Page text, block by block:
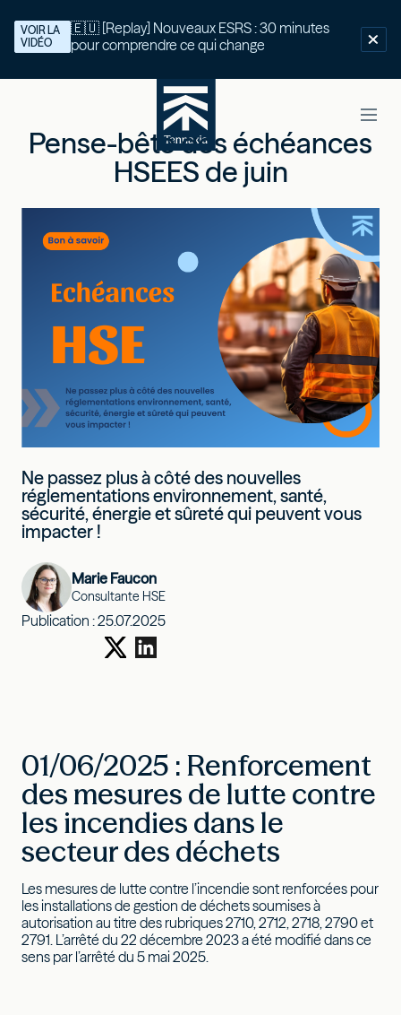
🇪🇺 [Replay] Nouveaux ESRS : 30 minutes
pour comprendre ce qui change
VOIR LA
VIDÉO
Pense-bête des échéances
HSEES de juin
Ne passez plus à côté des nouvelles
réglementations environnement, santé,
sécurité, énergie et sûreté qui peuvent vous
impacter !
Marie Faucon
Consultante HSE
Publication :25.07.2025
01/06/2025 : Renforcement
des mesures de lutte contre
les incendies dans le
secteur des déchets
Les mesures de lutte contre l’incendie sont renforcées pour
les installations de gestion de déchets soumises à
autorisation au titre des rubriques 2710, 2712, 2718, 2790 et
2791. L’arrêté du 22 décembre 2023 a été modifié dans ce
sens par l’arrêté du 5 mai 2025.